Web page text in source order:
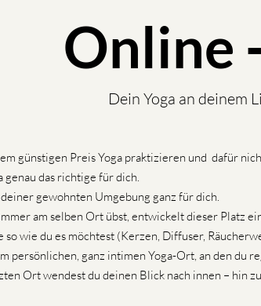
Online
Dein Yoga an deinem
günstigen Preis Yoga praktizieren und dafür
genau das richtige für dich.
gewohnten Umgebung ganz für dich.
am selben Ort übst, entwickelt dieser Platz
so wie du es möchtest (Kerzen, Diffuser,
persönlichen, ganz intimen Yoga-Ort, an den du
Ort wendest du deinen Blick nach innen – hin